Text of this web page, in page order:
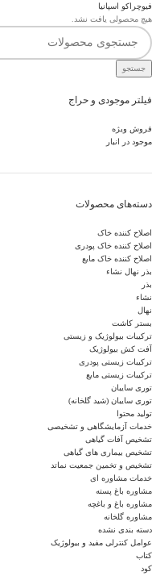
فیلتر موجودی و حراج
فروش ویژه
موجود در انبار
دسته‌های محصولات
اصلاح کننده خاک
اصلاح کننده خاک پودری
اصلاح کننده خاک مایع
بذر نهال نشاء
بذر
نشاء
نهال
بستر کاشت
ترکیبات بیولوژیک و زیستی
آفت کش بیولوژیک
ترکیبات زیستی پودری
ترکیبات زیستی مایع
توری سایبان
توری سایبان (شید گلخانه)
تولید محتوا
خدمات آزمایشگاهی و تشخیصی
تشخیص آفات گیاهی
تشخیص بیماری های گیاهی
تشخیص و تخمین جمعیت نماتد
خدمات مشاوره ای
مشاوره باغ پسته
مشاوره باغ و باغچه
مشاوره گلخانه
دسته بندی نشده
عوامل کنترلی مفید و بیولوژیک
کتاب
کود
فیوچراکو اسپانیا
هیچ محصولی یافت نشد.
جستجو